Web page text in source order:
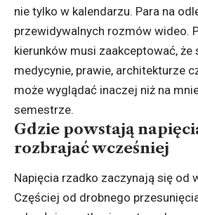
nie tylko w kalendarzu. Para na
przewidywalnych rozmów wideo.
kierunków musi zaakceptować, że
medycynie, prawie, architekturze
może wyglądać inaczej niż na
semestrze.
Gdzie powstają
rozbrajać wcześniej
Napięcia rzadko zaczynają się od
Częściej od drobnego